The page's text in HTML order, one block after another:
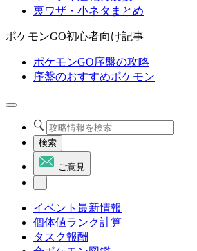
裏ワザ・小ネタまとめ
ポケモンGO初心者向け記事
ポケモンGO序盤の攻略
序盤のおすすめポケモン
検索
ご意見
イベント最新情報
個体値ランク計算
タスク報酬